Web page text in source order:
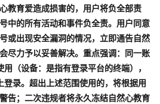
教育爱造成损害的，用户将负全部责
中的所有活动和事件负全责。用户同意
或出现安全漏洞的情况，立即通告自然
尽力予以妥善解决。重点强调：同一账
（设备：是指有登录平台的终端），
录。超出上述范围使用的，将根据用
告；二次违规者将永久冻结自然心教育